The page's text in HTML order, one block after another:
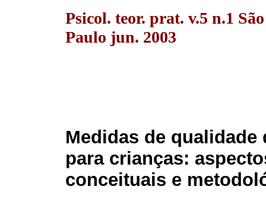
Psicol. teor. prat. v.5 n.1 São
Paulo jun. 2003
Medidas de qualidade
para crianças:
conceituais e